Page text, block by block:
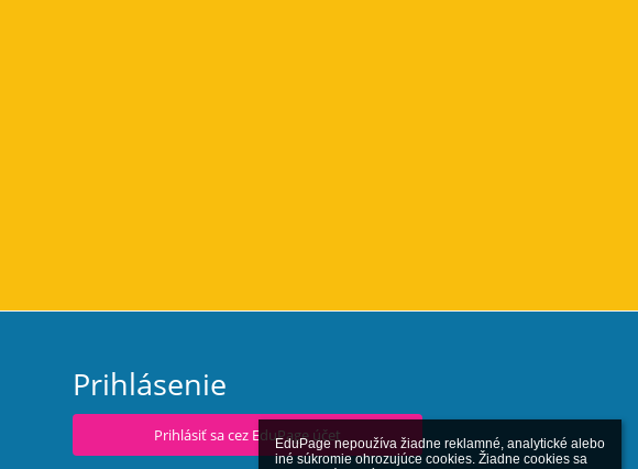
EduPage nepoužíva žiadne reklamné, analytické alebo
iné súkromie ohrozujúce cookies. Žiadne cookies sa
Prihlásenie
Prihlásiť sa cez EduPage účet